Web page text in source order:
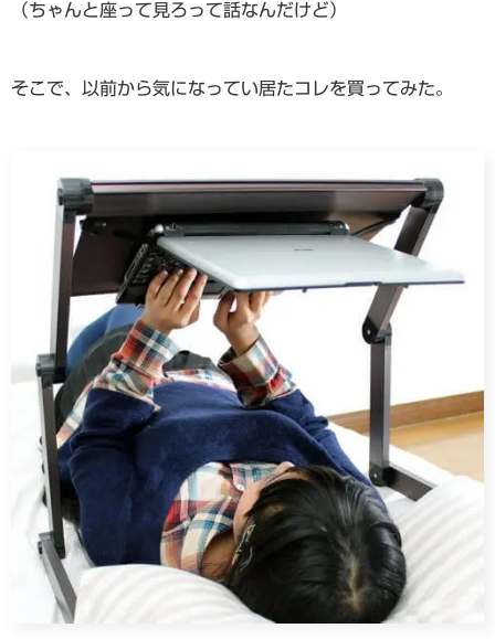
（ちゃんと座って見ろって話なんだけど）
そこで、以前から気になってい居たコレを買ってみた。